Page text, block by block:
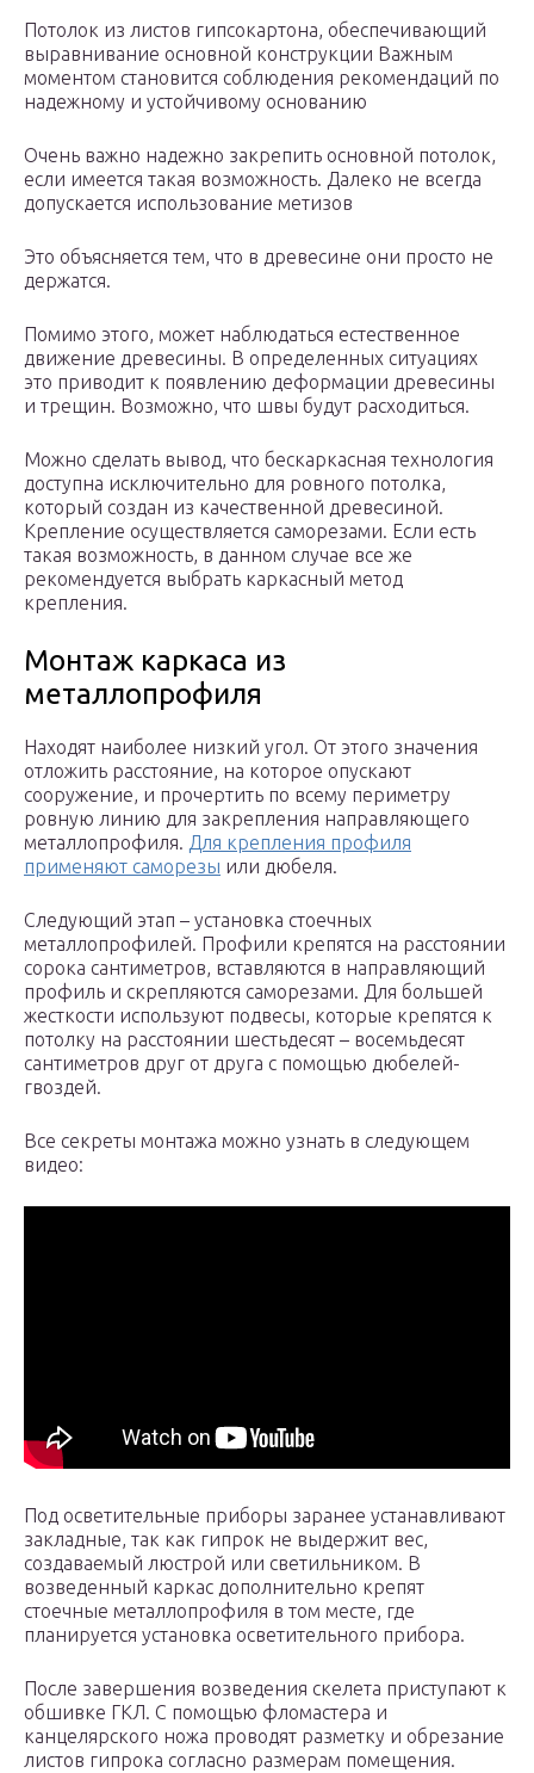
Потолок из листов гипсокартона, обеспечивающий
выравнивание основной конструкции Важным
моментом становится соблюдения рекомендаций по
надежному и устойчивому основанию
Очень важно надежно закрепить основной потолок,
если имеется такая возможность. Далеко не всегда
допускается использование метизов
Это объясняется тем, что в древесине они просто не
держатся.
Помимо этого, может наблюдаться естественное
движение древесины. В определенных ситуациях
это приводит к появлению деформации древесины
и трещин. Возможно, что швы будут расходиться.
Можно сделать вывод, что бескаркасная технология
доступна исключительно для ровного потолка,
который создан из качественной древесиной.
Крепление осуществляется саморезами. Если есть
такая возможность, в данном случае все же
рекомендуется выбрать каркасный метод
крепления.
Монтаж каркаса из
металлопрофиля
Находят наиболее низкий угол. От этого значения
отложить расстояние, на которое опускают
сооружение, и прочертить по всему периметру
ровную линию для закрепления направляющего
металлопрофиля. Для крепления профиля
применяют саморезы или дюбеля.
Следующий этап – установка стоечных
металлопрофилей. Профили крепятся на расстоянии
сорока сантиметров, вставляются в направляющий
профиль и скрепляются саморезами. Для большей
жесткости используют подвесы, которые крепятся к
потолку на расстоянии шестьдесят – восемьдесят
сантиметров друг от друга с помощью дюбелей-
гвоздей.
Все секреты монтажа можно узнать в следующем
видео:
Под осветительные приборы заранее устанавливают
закладные, так как гипрок не выдержит вес,
создаваемый люстрой или светильником. В
возведенный каркас дополнительно крепят
стоечные металлопрофиля в том месте, где
планируется установка осветительного прибора.
После завершения возведения скелета приступают к
обшивке ГКЛ. С помощью фломастера и
канцелярского ножа проводят разметку и обрезание
листов гипрока согласно размерам помещения.